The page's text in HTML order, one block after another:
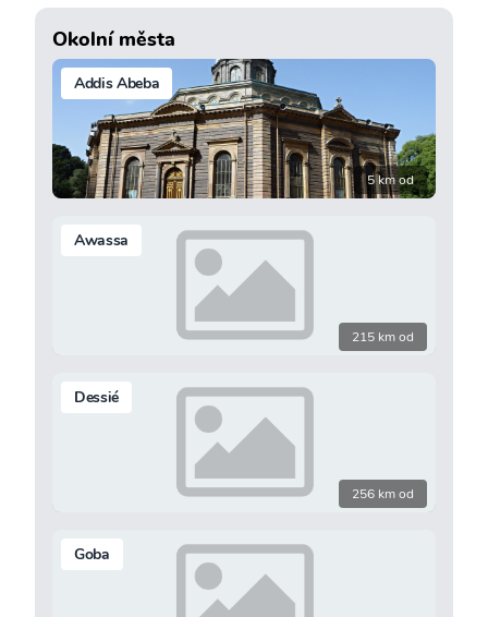
Okolní města
Addis Abeba
5 km od
Awassa
215 km od
Dessié
256 km od
Goba